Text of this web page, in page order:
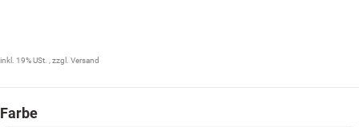
inkl. 19% USt. , zzgl. Versand
Farbe